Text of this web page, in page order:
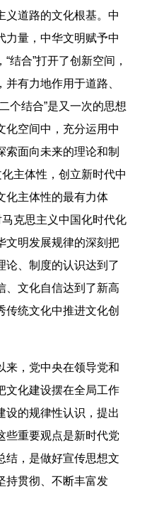
义道路的文化根基。中
力量，中华文明赋予中
结合”打开了创新空间，
有力地作用于道路、
个结合”是又一次的思想
化空间中，充分运用中
索面向未来的理论和制
化主体性，创立新时代中
化主体性的最有力体
马克思主义中国化时代化
文明发展规律的深刻把
论、制度的认识达到了
、文化自信达到了新高
传统文化中推进文化创
来，党中央在领导党和
文化建设摆在全局工作
设的规律性认识，提出
些重要观点是新时代党
结，是做好宣传思想文
持贯彻、不断丰富发